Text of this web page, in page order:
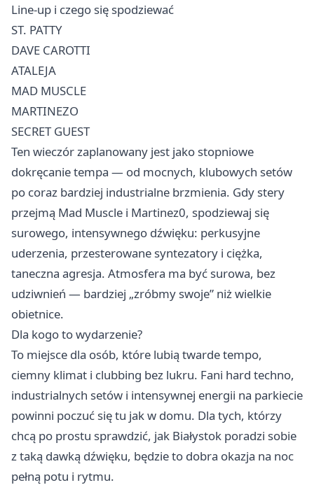
Line‑up i czego się spodziewać
ST. PATTY
DAVE CAROTTI
ATALEJA
MAD MUSCLE
MARTINEZO
SECRET GUEST
Ten wieczór zaplanowany jest jako stopniowe
dokręcanie tempa — od mocnych, klubowych setów
po coraz bardziej industrialne brzmienia. Gdy stery
przejmą Mad Muscle i Martinez0, spodziewaj się
surowego, intensywnego dźwięku: perkusyjne
uderzenia, przesterowane syntezatory i ciężka,
taneczna agresja. Atmosfera ma być surowa, bez
udziwnień — bardziej „zróbmy swoje” niż wielkie
obietnice.
Dla kogo to wydarzenie?
To miejsce dla osób, które lubią twarde tempo,
ciemny klimat i clubbing bez lukru. Fani hard techno,
industrialnych setów i intensywnej energii na parkiecie
powinni poczuć się tu jak w domu. Dla tych, którzy
chcą po prostu sprawdzić, jak Białystok poradzi sobie
z taką dawką dźwięku, będzie to dobra okazja na noc
pełną potu i rytmu.